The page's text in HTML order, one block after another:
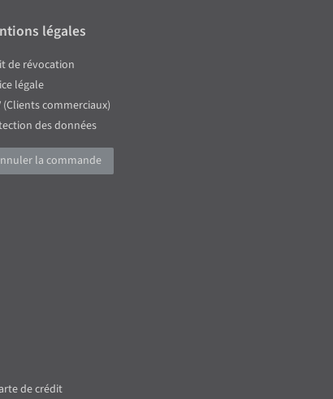
légales
de révocation
légale
(Clients commerciaux)
des données
la commande
de crédit